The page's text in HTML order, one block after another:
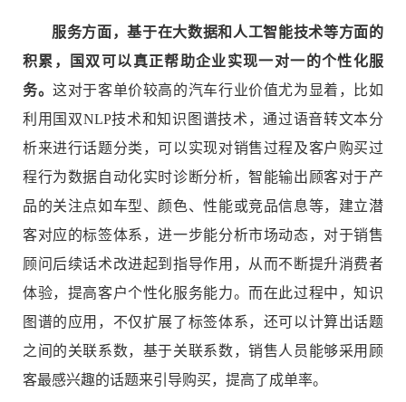
服务方面，基于在大数据和人工智能技术等方面的
积累，国双可以真正帮助企业实现一对一的个性化服
务。这对于客单价较高的汽车行业价值尤为显着，比如
利用国双NLP技术和知识图谱技术，通过语音转文本分
析来进行话题分类，可以实现对销售过程及客户购买过
程行为数据自动化实时诊断分析，智能输出顾客对于产
品的关注点如车型、颜色、性能或竞品信息等，建立潜
客对应的标签体系，进一步能分析市场动态，对于销售
顾问后续话术改进起到指导作用，从而不断提升消费者
体验，提高客户个性化服务能力。而在此过程中，知识
图谱的应用，不仅扩展了标签体系，还可以计算出话题
之间的关联系数，基于关联系数，销售人员能够采用顾
客最感兴趣的话题来引导购买，提高了成单率。